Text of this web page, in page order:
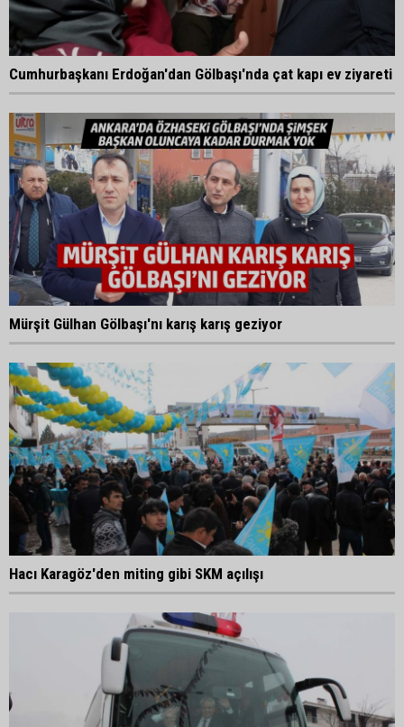
Cumhurbaşkanı Erdoğan'dan Gölbaşı'nda çat kapı ev ziyareti
Mürşit Gülhan Gölbaşı'nı karış karış geziyor
Hacı Karagöz'den miting gibi SKM açılışı